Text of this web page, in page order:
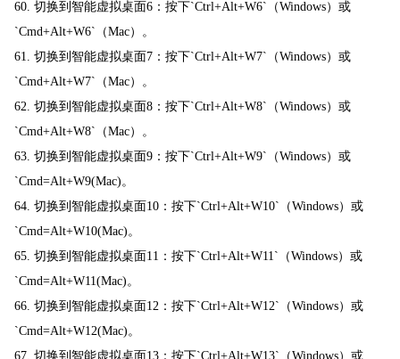
60. 切换到智能虚拟桌面6：按下`Ctrl+Alt+W6`（Windows）或
`Cmd+Alt+W6`（Mac）。
61. 切换到智能虚拟桌面7：按下`Ctrl+Alt+W7`（Windows）或
`Cmd+Alt+W7`（Mac）。
62. 切换到智能虚拟桌面8：按下`Ctrl+Alt+W8`（Windows）或
`Cmd+Alt+W8`（Mac）。
63. 切换到智能虚拟桌面9：按下`Ctrl+Alt+W9`（Windows）或
`Cmd=Alt+W9(Mac)。
64. 切换到智能虚拟桌面10：按下`Ctrl+Alt+W10`（Windows）或
`Cmd=Alt+W10(Mac)。
65. 切换到智能虚拟桌面11：按下`Ctrl+Alt+W11`（Windows）或
`Cmd=Alt+W11(Mac)。
66. 切换到智能虚拟桌面12：按下`Ctrl+Alt+W12`（Windows）或
`Cmd=Alt+W12(Mac)。
67. 切换到智能虚拟桌面13：按下`Ctrl+Alt+W13`（Windows）或